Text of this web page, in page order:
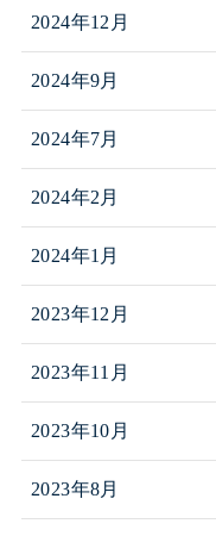
2024年12月
2024年9月
2024年7月
2024年2月
2024年1月
2023年12月
2023年11月
2023年10月
2023年8月